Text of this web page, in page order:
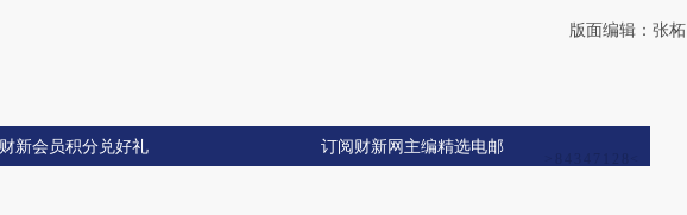
版面编辑：张柘
财新会员积分兑好礼 订阅财新网主编精选电邮